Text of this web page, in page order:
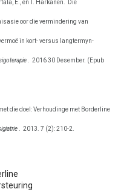
E., en T. Harkanen. Die
oor die vermindering van
in kort- versus langtermyn-
. 2016 30 Desember. (Epub
die doel: Verhoudinge met Borderline
2013. 7 (2): 210-2.